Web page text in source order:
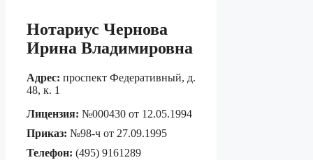
Нотариус Чернова
Ирина Владимировна
Адрес: проспект Федеративный, д.
48, к. 1
Лицензия: №000430 от 12.05.1994
Приказ: №98-ч от 27.09.1995
Телефон: (495) 9161289